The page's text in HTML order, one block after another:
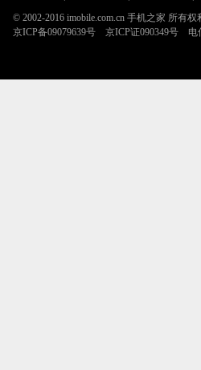
© 2002-2016 imobile.com.cn 手机之家 所有权
京ICP备09079639号 京ICP证090349号 电